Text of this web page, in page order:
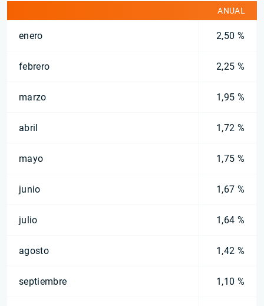
ANUAL
enero 2,50 %
febrero 2,25 %
marzo 1,95 %
abril 1,72 %
mayo 1,75 %
junio 1,67 %
julio 1,64 %
agosto 1,42 %
septiembre 1,10 %